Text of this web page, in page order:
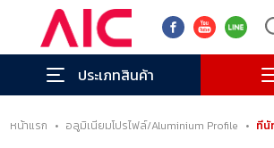
ประเภทสินค้า
หน้าแรก • อลูมิเนียมโปรไฟล์/Aluminium Profile • ทีนั